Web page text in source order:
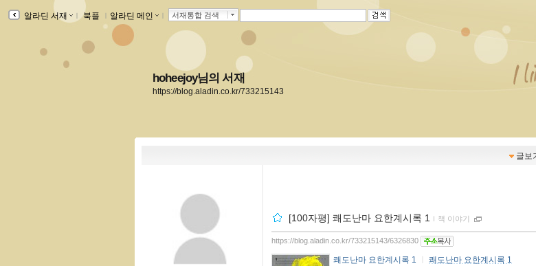
알라딘 서재 ｌ 북플 알라딘 메인 서재통합 검색
hoheejoy님의 서재
https://blog.aladin.co.kr/733215143
글보
[100자평] 쾌도난마 요한계시록 1 ｌ 책 이야기
https://blog.aladin.co.kr/733215143/6326830
쾌도난마 요한계시록 1
쾌도난마 요한계시록 1